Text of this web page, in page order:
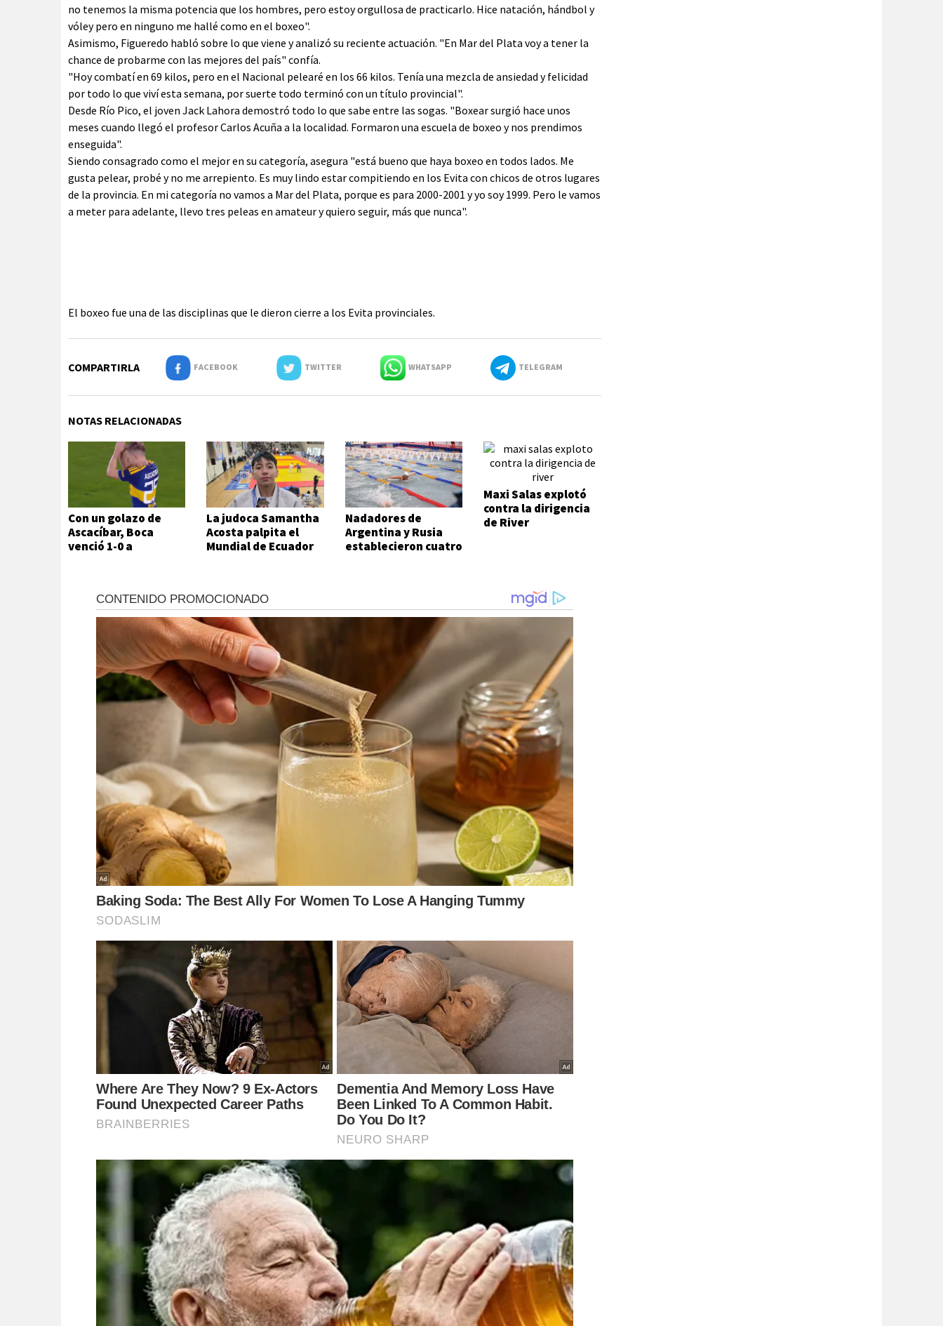
no tenemos la misma potencia que los hombres, pero estoy orgullosa de practicarlo. Hice natación, hándbol y
vóley pero en ninguno me hallé como en el boxeo".
Asimismo, Figueredo habló sobre lo que viene y analizó su reciente actuación. "En Mar del Plata voy a tener la
chance de probarme con las mejores del país" confía.
"Hoy combatí en 69 kilos, pero en el Nacional pelearé en los 66 kilos. Tenía una mezcla de ansiedad y felicidad
por todo lo que viví esta semana, por suerte todo terminó con un título provincial".
Desde Río Pico, el joven Jack Lahora demostró todo lo que sabe entre las sogas. "Boxear surgió hace unos
meses cuando llegó el profesor Carlos Acuña a la localidad. Formaron una escuela de boxeo y nos prendimos
enseguida".
Siendo consagrado como el mejor en su categoría, asegura "está bueno que haya boxeo en todos lados. Me
gusta pelear, probé y no me arrepiento. Es muy lindo estar compitiendo en los Evita con chicos de otros lugares
de la provincia. En mi categoría no vamos a Mar del Plata, porque es para 2000-2001 y yo soy 1999. Pero le vamos
a meter para adelante, llevo tres peleas en amateur y quiero seguir, más que nunca".
El boxeo fue una de las disciplinas que le dieron cierre a los Evita provinciales.
COMPARTIRLA FACEBOOK TWITTER WHATSAPP TELEGRAM
NOTAS RELACIONADAS
Con un golazo de
Ascacíbar, Boca
venció 1-0 a
La judoca Samantha
Acosta palpita el
Mundial de Ecuador
Nadadores de
Argentina y Rusia
establecieron cuatro
Maxi Salas explotó
contra la dirigencia
de River